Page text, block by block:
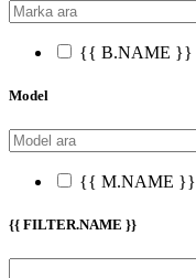
{{ B.NAME }}
Model
{{ M.NAME }}
{{ FILTER.NAME }}